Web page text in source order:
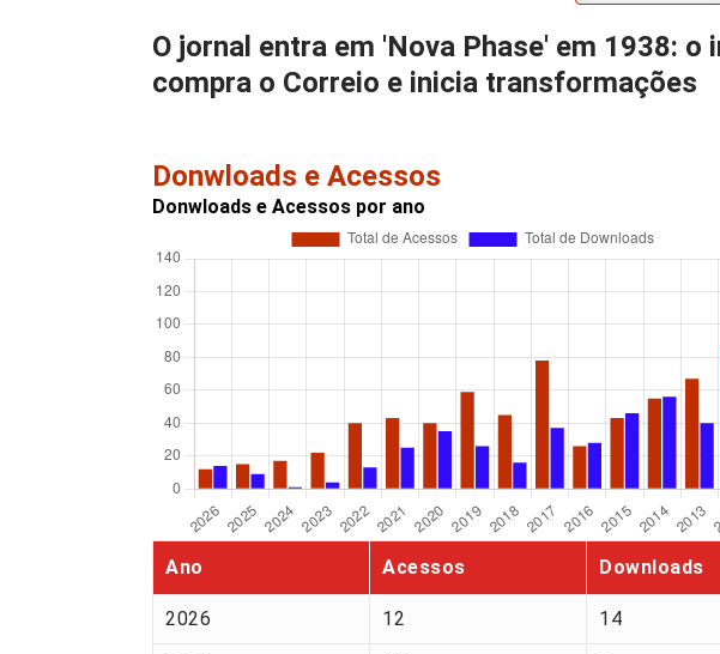
O jornal entra em 'Nova Phase' em 1938:
compra o Correio e inicia transformações
Donwloads e Acessos
Donwloads e Acessos por ano
Ano Acessos Downloads
2026 12 14